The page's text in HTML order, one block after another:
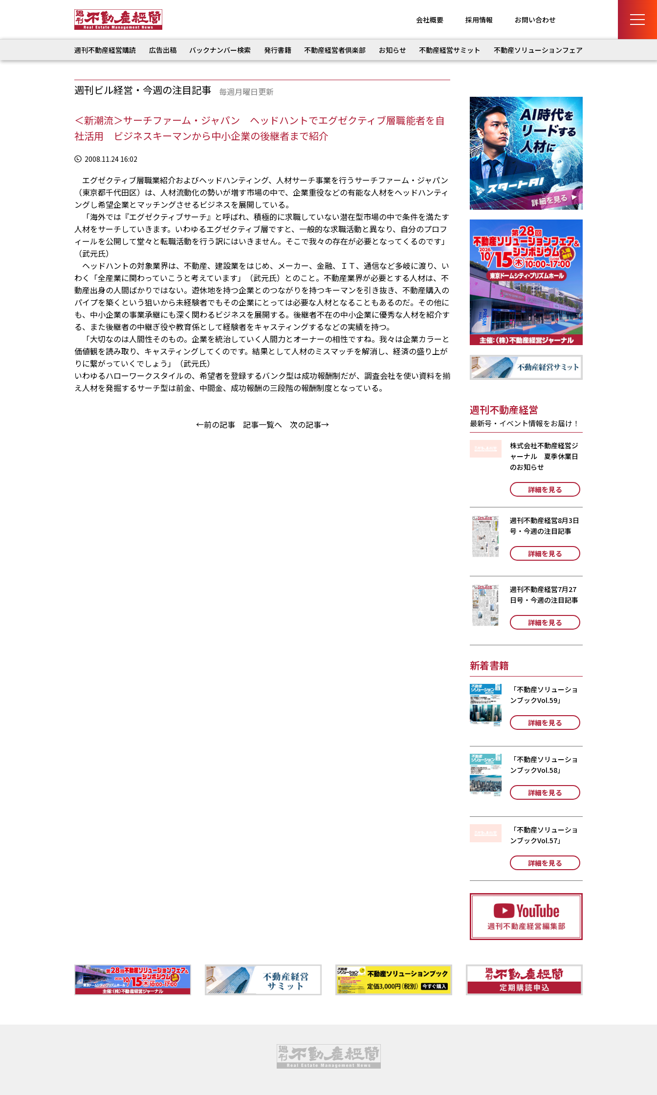
会社概要 採用情報 お問い合わせ
週刊不動産経営購読 広告出稿 バックナンバー検索 発行書籍 不動産経営者倶楽部 お知らせ 不動産経営サミット 不動産ソリューションフェア
週刊ビル経営・今週の注目記事 毎週月曜日更新
＜新潮流＞サーチファーム・ジャパン ヘッドハントでエグゼクティブ層職能者を自
社活用 ビジネスキーマンから中小企業の後継者まで紹介
2008.11.24 16:02
エグゼクティブ層職業紹介およびヘッドハンティング、人材サーチ事業を行うサーチファーム・ジャパン
（東京都千代田区）は、人材流動化の勢いが増す市場の中で、企業重役などの有能な人材をヘッドハンティ
ングし希望企業とマッチングさせるビジネスを展開している。
「海外では『エグゼクティブサーチ』と呼ばれ、積極的に求職していない潜在型市場の中で条件を満たす
人材をサーチしていきます。いわゆるエグゼクティブ層ですと、一般的な求職活動と異なり、自分のプロフ
ィールを公開して堂々と転職活動を行う訳にはいきません。そこで我々の存在が必要となってくるのです」
（武元氏）
ヘッドハントの対象業界は、不動産、建設業をはじめ、メーカー、金融、ＩＴ、通信など多岐に渡り、い
わく「全産業に関わっていこうと考えています」（武元氏）とのこと。不動産業界が必要とする人材は、不
動産出身の人間ばかりではない。遊休地を持つ企業とのつながりを持つキーマンを引き抜き、不動産購入の
パイプを築くという狙いから未経験者でもその企業にとっては必要な人材となることもあるのだ。その他に
も、中小企業の事業承継にも深く関わるビジネスを展開する。後継者不在の中小企業に優秀な人材を紹介す
る、また後継者の中継ぎ役や教育係として経験者をキャスティングするなどの実績を持つ。
「大切なのは人間性そのもの。企業を統治していく人間力とオーナーの相性ですね。我々は企業カラーと
価値観を読み取り、キャスティングしてくのです。結果として人材のミスマッチを解消し、経済の盛り上が
りに繋がっていくでしょう」（武元氏）
いわゆるハローワークスタイルの、希望者を登録するバンク型は成功報酬制だが、調査会社を使い資料を揃
え人材を発掘するサーチ型は前金、中間金、成功報酬の三段階の報酬制度となっている。
←前の記事 記事一覧へ 次の記事→
週刊不動産経営
最新号・イベント情報をお届け！
株式会社不動産経営ジ
ャーナル 夏季休業日
のお知らせ
詳細を見る
週刊不動産経営8月3日
号・今週の注目記事
詳細を見る
週刊不動産経営7月27
日号・今週の注目記事
詳細を見る
新着書籍
「不動産ソリューショ
ンブックVol.59」
詳細を見る
「不動産ソリューショ
ンブックVol.58」
詳細を見る
「不動産ソリューショ
ンブックVol.57」
詳細を見る